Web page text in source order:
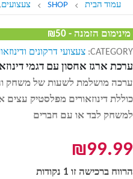
עמוד הבית SHOP צעצועים,
מינימום הזמנה - ₪50
CATEGORY: צעצועי דרקונים
ערכת ארגז אחסון עם דגמי
ערכה מושלמת לשעות של משחק
כוללת דינוזאורים מפלסטיק עצים
למשחק לבד או עם חברים
₪99.99
הרווח ברכישה זו 1 נקודות